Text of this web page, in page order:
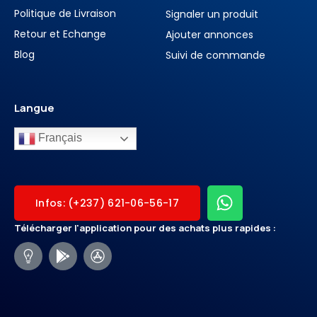
Politique de Livraison
Retour et Echange
Blog
Signaler un produit
Ajouter annonces
Suivi de commande
Langue
Français
Infos: (+237) 621-06-56-17
Télécharger l'application pour des achats plus rapides :